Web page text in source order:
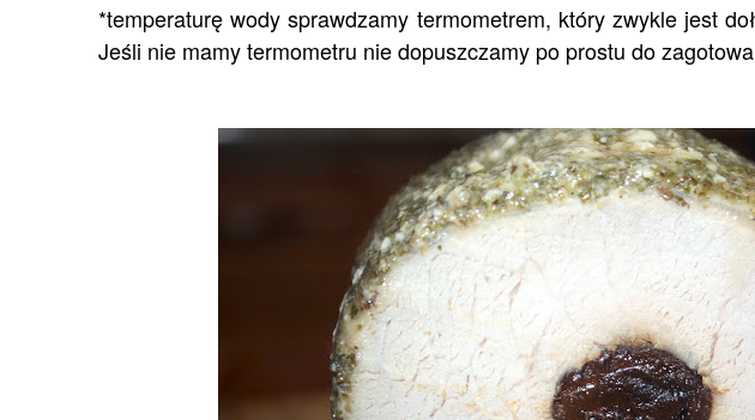
*temperaturę wody sprawdzamy termometrem, który zwykle jest
Jeśli nie mamy termometru nie dopuszczamy po prostu do